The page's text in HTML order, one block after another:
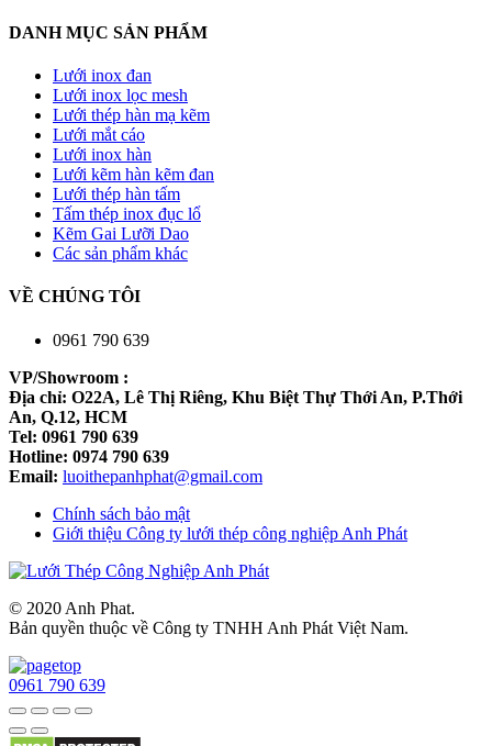
DANH MỤC SẢN PHẨM
Lưới inox đan
Lưới inox lọc mesh
Lưới thép hàn mạ kẽm
Lưới mắt cáo
Lưới inox hàn
Lưới kẽm hàn kẽm đan
Lưới thép hàn tấm
Tấm thép inox đục lổ
Kẽm Gai Lưỡi Dao
Các sản phẩm khác
VỀ CHÚNG TÔI
0961 790 639
VP/Showroom :
Địa chỉ: O22A, Lê Thị Riêng, Khu Biệt Thự Thới An, P.Thới
An, Q.12, HCM
Tel: 0961 790 639
Hotline: 0974 790 639
Email: luoithepanhphat@gmail.com
Chính sách bảo mật
Giới thiệu Công ty lưới thép công nghiệp Anh Phát
© 2020 Anh Phat.
Bản quyền thuộc về Công ty TNHH Anh Phát Việt Nam.
0961 790 639